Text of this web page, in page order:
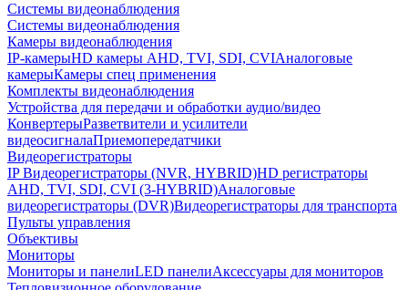
Системы видеонаблюдения
Системы видеонаблюдения
Камеры видеонаблюдения
IP-камерыHD камеры AHD, TVI, SDI, CVIАналоговые
камерыКамеры спец применения
Комплекты видеонаблюдения
Устройства для передачи и обработки аудио/видео
КонвертерыРазветвители и усилители
видеосигналаПриемопередатчики
Видеорегистраторы
IP Видеорегистраторы (NVR, HYBRID)HD регистраторы
AHD, TVI, SDI, CVI (3-HYBRID)Аналоговые
видеорегистраторы (DVR)Видеорегистраторы для транспорта
Пульты управления
Объективы
Мониторы
Мониторы и панелиLED панелиАксессуары для мониторов